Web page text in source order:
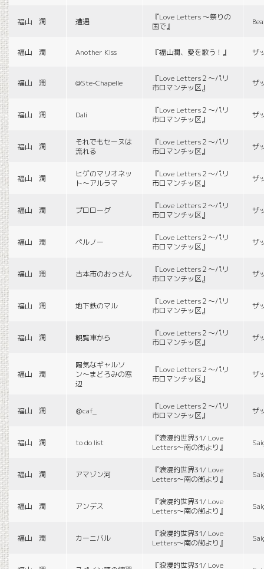
福山 潤 遭遇
『Love Letters 〜祭りの
国で』
福山 潤 Another Kiss 『福山潤、愛を歌う！』 ザ
福山 潤 @Ste-Chapelle
『Love Letters２〜パリ
市ロマンチッ区』
ザ
福山 潤 Dali
『Love Letters２〜パリ
市ロマンチッ区』
ザ
福山 潤
それでもセーヌは
流れる
『Love Letters２〜パリ
市ロマンチッ区』
ザ
福山 潤
ヒゲのマリオネッ
ト〜アルラマ
『Love Letters２〜パリ
市ロマンチッ区』
ザ
福山 潤 プロローグ
『Love Letters２〜パリ
市ロマンチッ区』
ザ
福山 潤 ペルノー
『Love Letters２〜パリ
市ロマンチッ区』
ザ
福山 潤 古本市のおっさん
『Love Letters２〜パリ
市ロマンチッ区』
ザ
福山 潤 地下鉄のマル
『Love Letters２〜パリ
市ロマンチッ区』
ザ
福山 潤 観覧車から
『Love Letters２〜パリ
市ロマンチッ区』
ザ
福山 潤
陽気なギャルソ
ン〜まどろみの窓
辺
『Love Letters２〜パリ
市ロマンチッ区』
ザ
福山 潤 ＠caf_
『Love Letters２〜パリ
市ロマンチッ区』
ザ
福山 潤 to do list
『浪漫的世界31/ Love
Letters〜南の街より』
福山 潤 アマゾン河
『浪漫的世界31/ Love
Letters〜南の街より』
福山 潤 アンデス
『浪漫的世界31/ Love
Letters〜南の街より』
福山 潤 カーニバル
『浪漫的世界31/ Love
Letters〜南の街より』
『浪漫的世界31/ Love